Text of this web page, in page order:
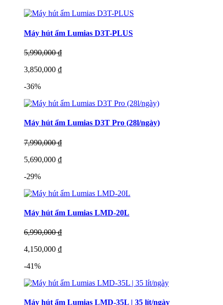
Máy hút ẩm Lumias D3T-PLUS
5,990,000 ₫
3,850,000 ₫
-36%
Máy hút ẩm Lumias D3T Pro (28l/ngày)
7,990,000 ₫
5,690,000 ₫
-29%
Máy hút ẩm Lumias LMD-20L
6,990,000 ₫
4,150,000 ₫
-41%
Máy hút ẩm Lumias LMD-35L | 35 lít/ngày